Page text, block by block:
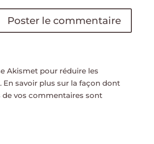
Akismet pour réduire les
En savoir plus sur la façon dont
de vos commentaires sont